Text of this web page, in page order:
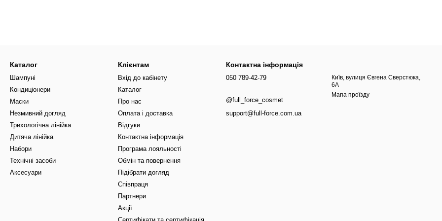
варто додати у догляд, якщо ви помічаєте:
миття;
блиску;
час розчісування;
на вигляд;
або освітлення;
Каталог
Шампуні
Кондиціонери
Маски
Незмивний догляд
Трихологічна лінійка
Дитяча лінійка
Набори
Технічні засоби
Аксесуари
Клієнтам
Вхід до кабінету
Каталог
Про нас
Оплата і доставка
Відгуки
Контактна інформація
Програма лояльності
Обмін та повернення
Підібрати догляд
Співпраця
Партнери
Акції
Контактна інформація
050 789-42-79
@full_force_cosmet
support@full-force.com.ua
Київ, вулиця Євгена Сверстюка,
6А
Мапа проїзду